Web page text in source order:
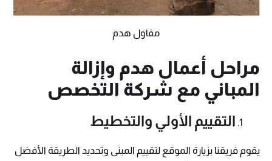
مقاول هدم
مراحل أعمال هدم وإزالة
المباني مع شركة التخصص
التقييم الأولي والتخطيط
يقوم فريقنا بزيارة الموقع لتقييم المبنى وتحديد الطريقة الأفضل